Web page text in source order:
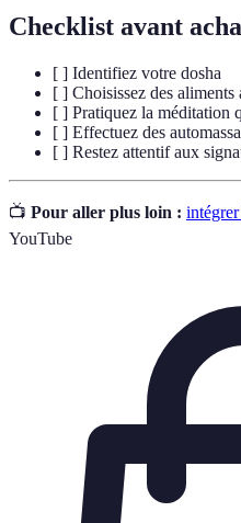
Checklist avant
[ ] Identifiez votre dosha
[ ] Choisissez des
[ ] Pratiquez la méditation
[ ] Effectuez des
[ ] Restez attentif aux
📺 Pour aller plus loin :
YouTube